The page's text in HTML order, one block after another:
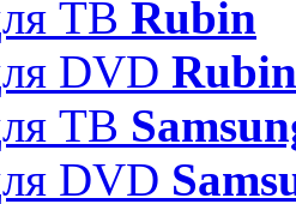
ТВ Rubin
DVD Rubin
ТВ
DVD